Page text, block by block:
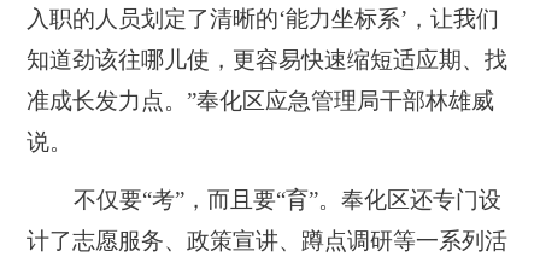
入职的人员划定了清晰的‘能力坐标系’，让我们
知道劲该往哪儿使，更容易快速缩短适应期、找
准成长发力点。”奉化区应急管理局干部林雄威
说。
不仅要“考”，而且要“育”。奉化区还专门设
计了志愿服务、政策宣讲、蹲点调研等一系列活